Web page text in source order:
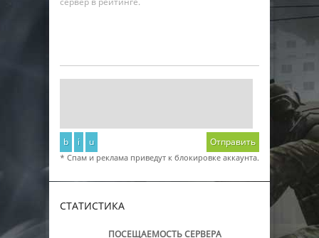
b i u Отправить
* Спам и реклама приведут к блокировке аккаунта.
СТАТИСТИКА
ПОСЕЩАЕМОСТЬ СЕРВЕРА